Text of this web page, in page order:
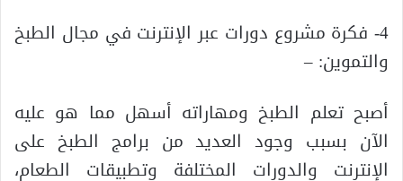
4- فكرة مشروع دورات عبر الإنترنت في مجال الطبخ
والتموين: –
أصبح تعلم الطبخ ومهاراته أسهل مما هو عليه
الآن بسبب وجود العديد من برامج الطبخ على
الإنترنت والدورات المختلفة وتطبيقات الطعام،